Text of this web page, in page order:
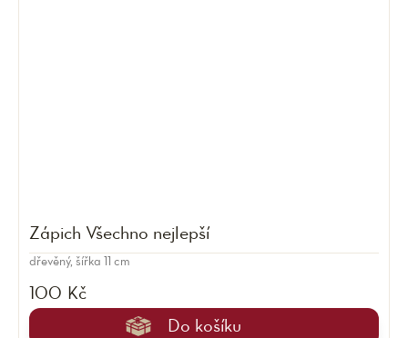
Zápich Všechno nejlepší
100 Kč
Do košíku
dřevěný, šířka 11 cm